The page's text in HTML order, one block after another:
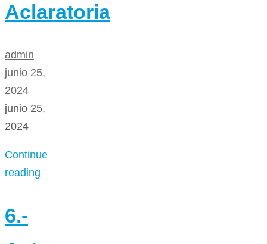
Aclaratoria
admin
junio 25,
2024
junio 25,
2024
Continue
reading
6.-